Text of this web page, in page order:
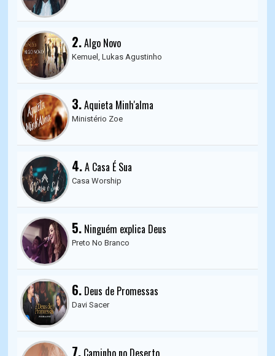
2.Algo Novo
Kemuel, Lukas Agustinho
3.Aquieta Minh'alma
Ministério Zoe
4.A Casa É Sua
Casa Worship
5. Ninguém explica Deus
Preto No Branco
6. Deus de Promessas
Davi Sacer
7. Caminho no Deserto